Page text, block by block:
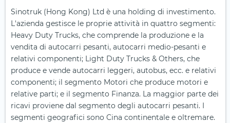
Sinotruk (Hong Kong) Ltd è una holding di investimento.
L'azienda gestisce le proprie attività in quattro segmenti:
Heavy Duty Trucks, che comprende la produzione e la
vendita di autocarri pesanti, autocarri medio-pesanti e
relativi componenti; Light Duty Trucks & Others, che
produce e vende autocarri leggeri, autobus, ecc. e relativi
componenti; il segmento Motori che produce motori e
relative parti; e il segmento Finanza. La maggior parte dei
ricavi proviene dal segmento degli autocarri pesanti. I
segmenti geografici sono Cina continentale e oltremare.